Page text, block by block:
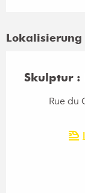
Lokalisierung
Skulptur :
Rue du